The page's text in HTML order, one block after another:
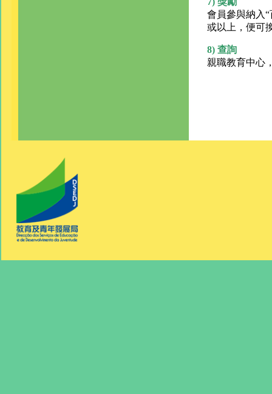
會員參與納入
或以上，便可
8) 查詢
親職教育中心